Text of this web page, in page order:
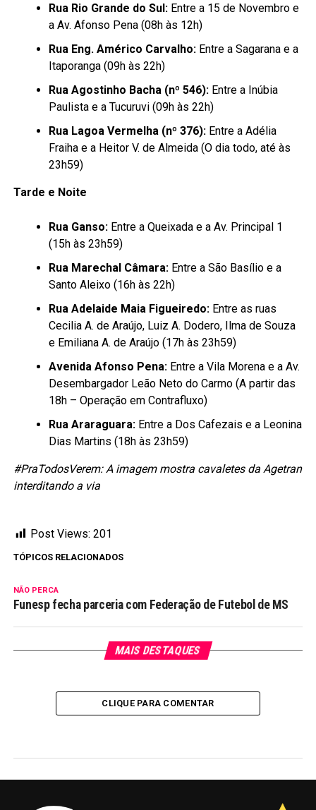
Rua Rio Grande do Sul:Entre a 15 de Novembro e
a Av. Afonso Pena (08h às 12h)
Rua Eng. Américo Carvalho:Entre a Sagarana e a
Itaporanga (09h às 22h)
Rua Agostinho Bacha (nº 546):Entre a Inúbia
Paulista e a Tucuruvi (09h às 22h)
Rua Lagoa Vermelha (nº 376):Entre a Adélia
Fraiha e a Heitor V. de Almeida (O dia todo, até às
23h59)
Tarde e Noite
Rua Ganso:Entre a Queixada e a Av. Principal 1
(15h às 23h59)
Rua Marechal Câmara:Entre a São Basílio e a
Santo Aleixo (16h às 22h)
Rua Adelaide Maia Figueiredo:Entre as ruas
Cecilia A. de Araújo, Luiz A. Dodero, Ilma de Souza
e Emiliana A. de Araújo (17h às 23h59)
Avenida Afonso Pena:Entre a Vila Morena e a Av.
Desembargador Leão Neto do Carmo (A partir das
18h – Operação em Contrafluxo)
Rua Araraguara:Entre a Dos Cafezais e a Leonina
Dias Martins (18h às 23h59)
#PraTodosVerem: A imagem mostra cavaletes da Agetran
interditando a via
Post Views: 201
TÓPICOS RELACIONADOS
NÃO PERCA
Funesp fecha parceria com Federação de Futebol de MS
MAIS DESTAQUES
CLIQUE PARA COMENTAR